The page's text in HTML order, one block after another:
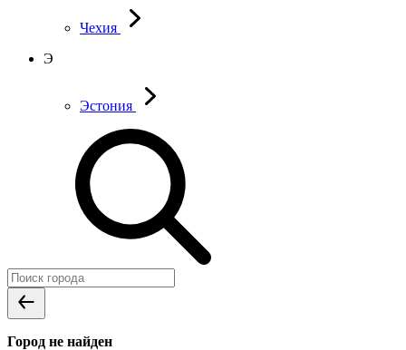
Чехия
Э
Эстония
Город не найден